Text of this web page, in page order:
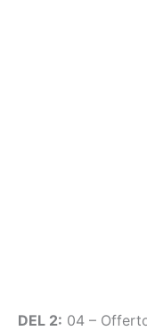
DEL 2: 04 –